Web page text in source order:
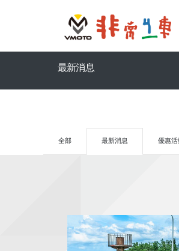
最新消息
全部 最新消息 優惠活